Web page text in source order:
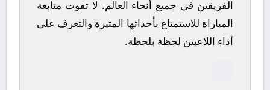
الفريقين في جميع أنحاء العالم. لا تفوت متابعة
المباراة للاستمتاع بأحداثها المثيرة والتعرف على
أداء اللاعبين لحظة بلحظة.